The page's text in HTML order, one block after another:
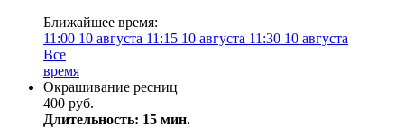
Ближайшее время:
11:00 10 августа 11:15 10 августа 11:30 10 августа
Все
время
Окрашивание ресниц
400 руб.
Длительность: 15 мин.